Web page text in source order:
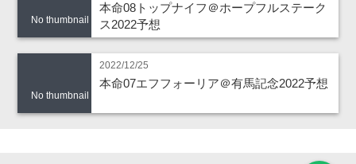
No thumbnail
本命08トップナイフ＠ホープフルステーク
ス2022予想
No thumbnail
2022/12/25
本命07エフフォーリア＠有馬記念2022予想